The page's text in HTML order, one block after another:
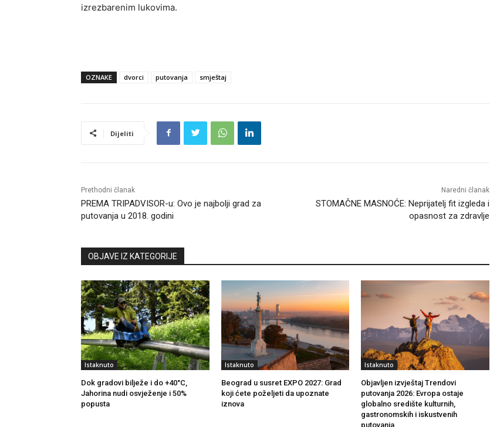
izrezbarenim lukovima.
OZNAKE dvorci putovanja smještaj
Dijeliti
Prethodni članak
PREMA TRIPADVISOR-u: Ovo je najbolji grad za
putovanja u 2018. godini
Naredni članak
STOMAČNE MASNOĆE: Neprijatelj fit izgleda i
opasnost za zdravlje
OBJAVE IZ KATEGORIJE
Istaknuto
Dok gradovi bilježe i do +40°C,
Jahorina nudi osvježenje i 50%
popusta
Istaknuto
Beograd u susret EXPO 2027: Grad
koji ćete poželjeti da upoznate
iznova
Istaknuto
Objavljen izvještaj Trendovi
putovanja 2026: Evropa ostaje
globalno središte kulturnih,
gastronomskih i iskustvenih
putovanja